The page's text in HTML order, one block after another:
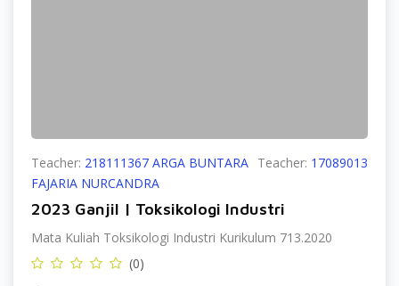
Teacher: 218111367 ARGA BUNTARA Teacher: 17089013
FAJARIA NURCANDRA
2023 Ganjil | Toksikologi Industri
Mata Kuliah Toksikologi Industri Kurikulum 713.2020
(0)